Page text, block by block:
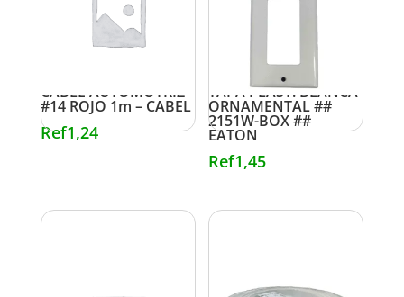
CABLE AUTOMOTRIZ
#14 ROJO 1m – CABEL
Ref1,24
TAPA PLAST. BLANCA
ORNAMENTAL ##
2151W-BOX ##
EATON
Ref1,45